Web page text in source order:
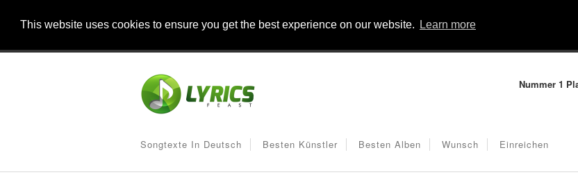
This website uses cookies to ensure you get the best experience on our website. Learn more
Nummer 1
Songtexte In Deutsch Besten Künstler Besten Alben Wunsch Einreichen